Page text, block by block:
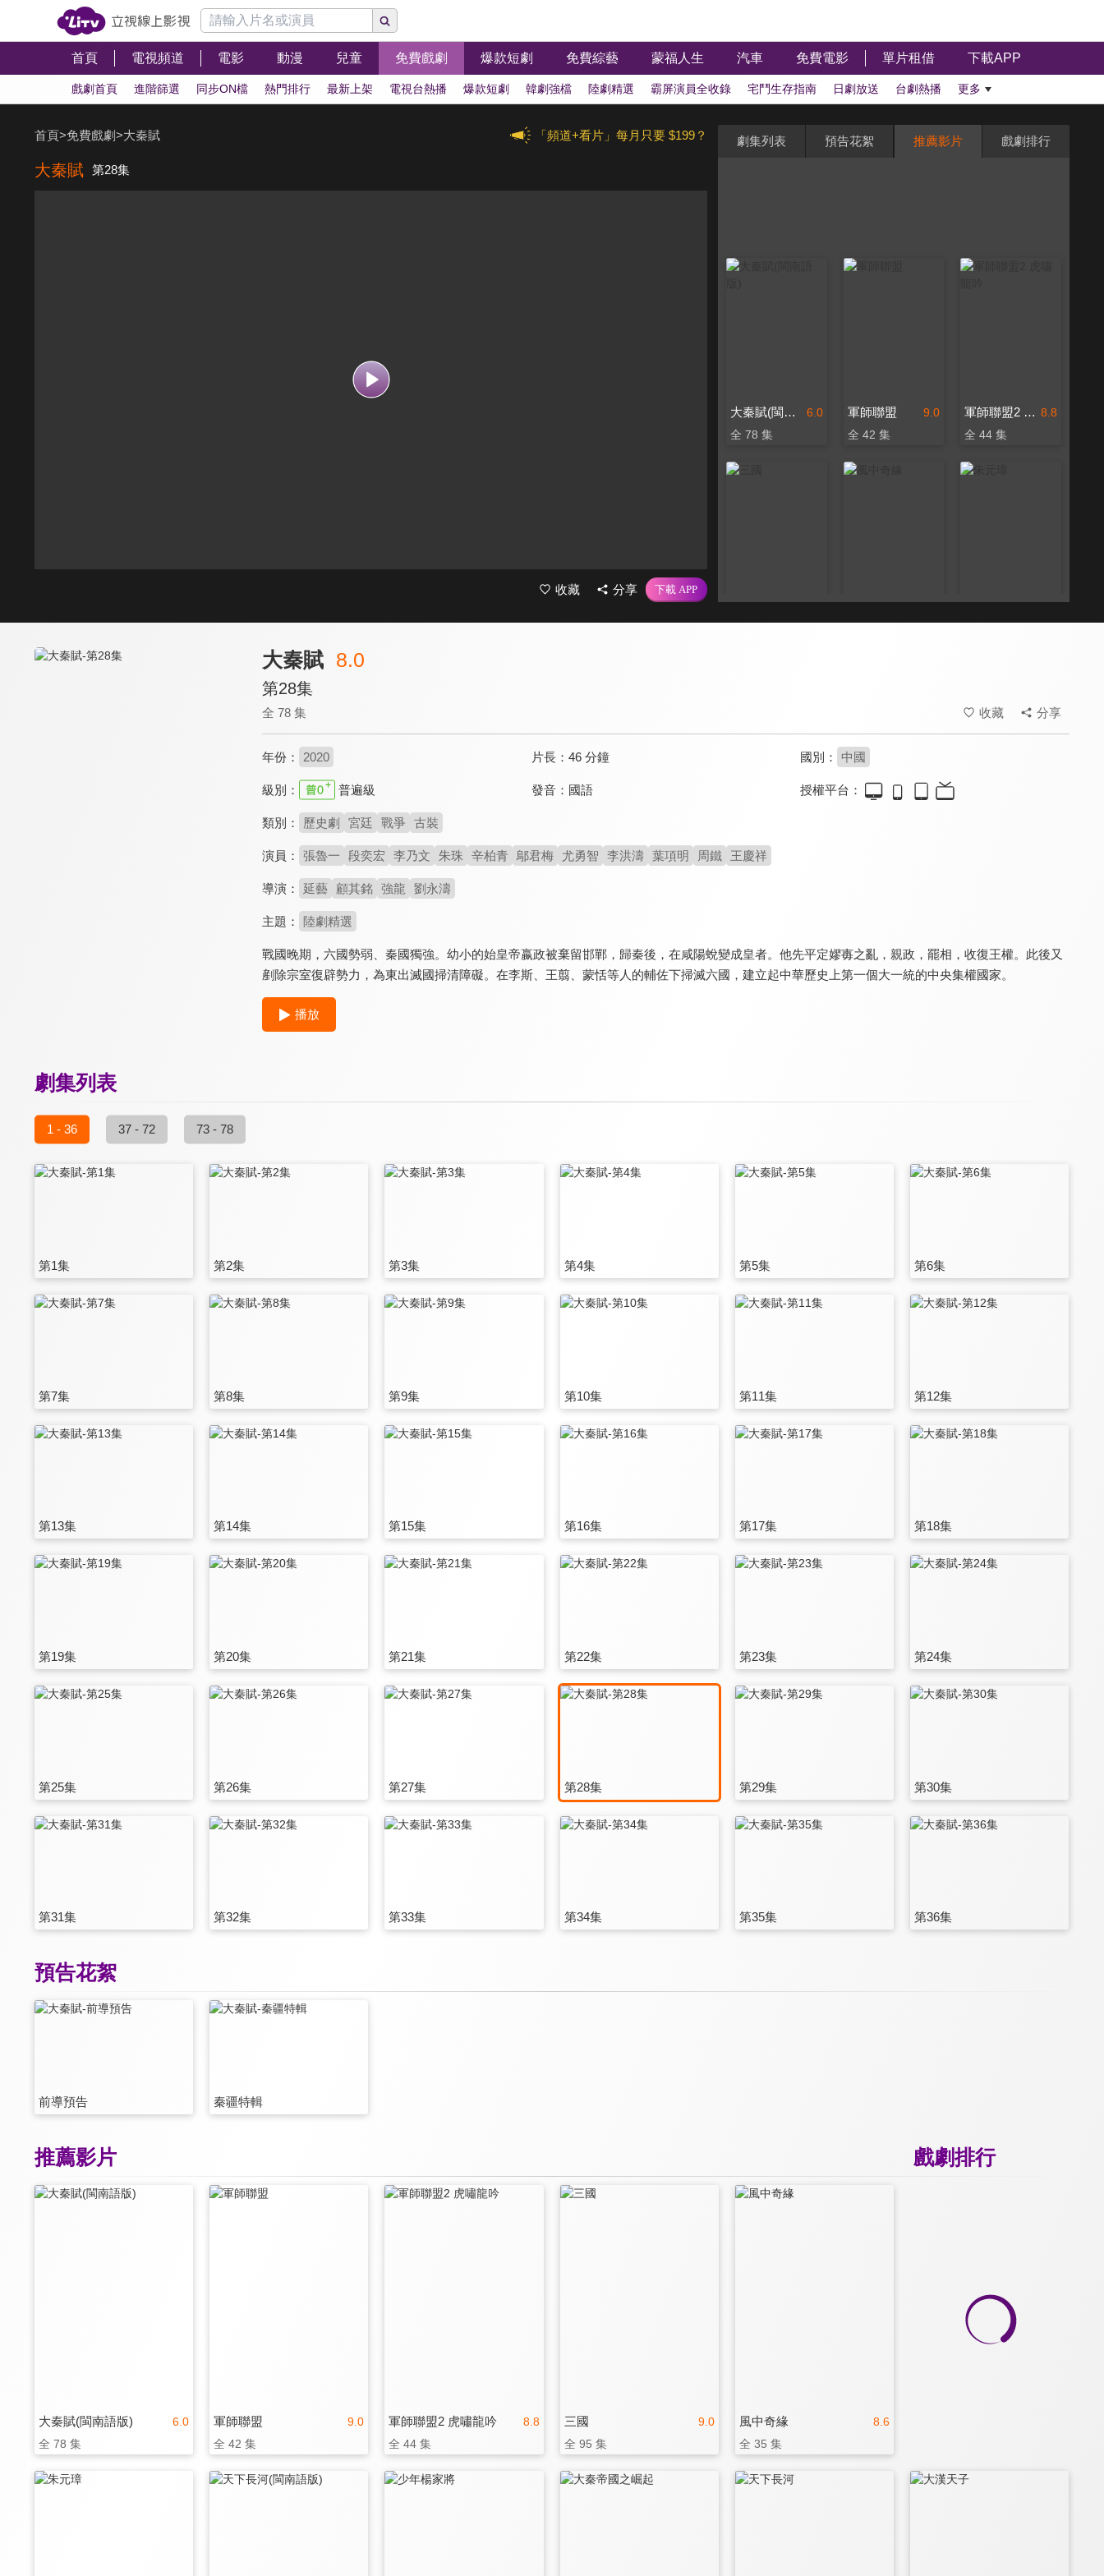
首頁 電視頻道 電影 動漫 兒童 免費戲劇 爆款短劇 免費綜藝 蒙福人生 汽車 免費電影 單片租借 下載APP
戲劇首頁 進階篩選 同步ON檔 熱門排行 最新上架 電視台熱播 爆款短劇 韓劇強檔 陸劇精選 霸屏演員全收錄 宅鬥生存指南 日劇放送 台劇熱播 更多
「頻道+看片」每月只要 $199？
首頁>免費戲劇>大秦賦
大秦賦 第28集
收藏 分享
劇集列表 預告花絮 推薦影片 戲劇排行
6.0
大秦賦(閩南語版)
全 78 集
9.0
軍師聯盟
全 42 集
8.8
軍師聯盟2 虎嘯龍吟
全 44 集
全 40 集
大秦賦 8.0
第28集
全 78 集 收藏 分享
年份： 2020 片長： 46 分鐘 國別： 中國
級別： 普遍級 發音： 國語 授權平台：
類別： 歷史劇 宮廷 戰爭 古裝
演員： 張魯一 段奕宏 李乃文 朱珠 辛柏青 鄔君梅 尤勇智 李洪濤 葉項明 周鐵 王慶祥
導演： 延藝 顧其銘 強龍 劉永濤
主題： 陸劇精選
戰國晚期，六國勢弱、秦國獨強。幼小的始皇帝嬴政被棄留邯鄲，歸秦後，在咸陽蛻變成皇者。他先平定嫪毐之亂，親政，罷相，收復王權。此後又
剷除宗室復辟勢力，為東出滅國掃清障礙。在李斯、王翦、蒙恬等人的輔佐下掃滅六國，建立起中華歷史上第一個大一統的中央集權國家。
播放
劇集列表
1 - 36 37 - 72 73 - 78
第1集 第2集 第3集 第4集 第5集 第6集
第7集 第8集 第9集 第10集 第11集 第12集
第13集 第14集 第15集 第16集 第17集 第18集
第19集 第20集 第21集 第22集 第23集 第24集
第25集 第26集 第27集 第28集 第29集 第30集
第31集 第32集 第33集 第34集 第35集 第36集
預告花絮
前導預告 秦疆特輯
戲劇排行
推薦影片
6.0
大秦賦(閩南語版)
全 78 集
9.0
軍師聯盟
全 42 集
8.8
軍師聯盟2 虎嘯龍吟
全 44 集
9.0
三國
全 95 集
8.6
風中奇緣
全 35 集